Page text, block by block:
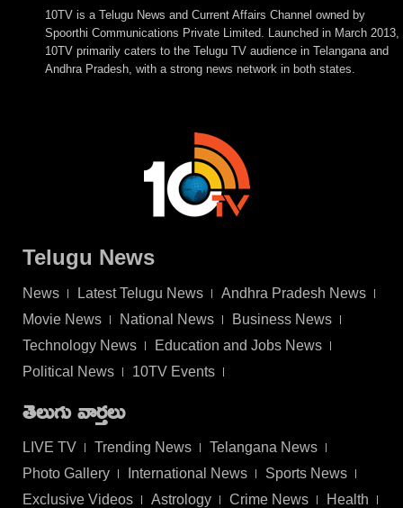
10TV is a Telugu News and Current Affairs Channel owned by
Spoorthi Communications Private Limited. Launched in March 2013,
10TV primarily caters to the Telugu TV audience in Telangana and
Andhra Pradesh, with a strong news network in both states.
Telugu News
News Latest Telugu News
Andhra Pradesh News
Movie News
National News
Business News
Technology News
Education and Jobs News
Political News
10TV Events
తెలుగు వార్తలు
LIVE TV Trending News
Telangana News
Photo Gallery
International News
Sports News
Exclusive Videos
Astrology Crime News Health